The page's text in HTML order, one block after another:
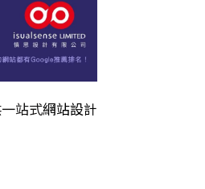
站式網站設計